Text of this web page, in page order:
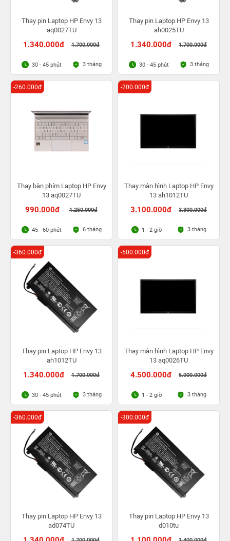
Thay pin Laptop HP Envy 13
aq0027TU
1.340.000đ 1.700.000đ
30 - 45 phút 3 tháng
Thay pin Laptop HP Envy 13
ah0025TU
1.340.000đ 1.700.000đ
30 - 45 phút 3 tháng
Thay bàn phím Laptop HP Envy
13 aq0027TU
990.000đ 1.250.000đ
-260.000đ
45 - 60 phút 6 tháng
Thay màn hình Laptop HP Envy
13 ah1012TU
3.100.000đ 3.300.000đ
-200.000đ
1 - 2 giờ 3 tháng
Thay pin Laptop HP Envy 13
ah1012TU
1.340.000đ 1.700.000đ
-360.000đ
30 - 45 phút 3 tháng
Thay màn hình Laptop HP Envy
13 aq0026TU
4.500.000đ 5.000.000đ
-500.000đ
1 - 2 giờ 3 tháng
Thay pin Laptop HP Envy 13
ad074TU
-360.000đ
Thay pin Laptop HP Envy 13
d010tu
-300.000đ